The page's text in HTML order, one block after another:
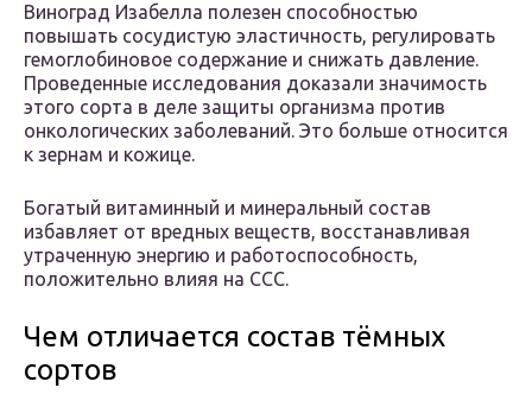
Виноград Изабелла полезен способностью
повышать сосудистую эластичность, регулировать
гемоглобиновое содержание и снижать давление.
Проведенные исследования доказали значимость
этого сорта в деле защиты организма против
онкологических заболеваний. Это больше относится
к зернам и кожице.
Богатый витаминный и минеральный состав
избавляет от вредных веществ, восстанавливая
утраченную энергию и работоспособность,
положительно влияя на ССС.
Чем отличается состав тёмных
сортов